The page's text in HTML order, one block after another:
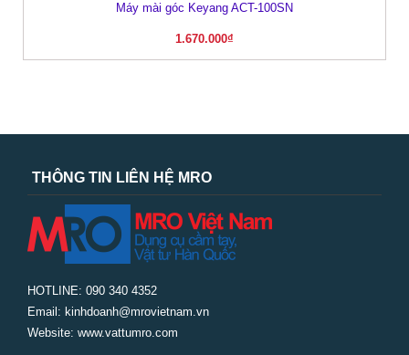
Máy mài góc Keyang ACT-100SN
1.670.000₫
THÔNG TIN LIÊN HỆ MRO
HOTLINE: 090 340 4352
Email: kinhdoanh@mrovietnam.vn
Website: www.vattumro.com